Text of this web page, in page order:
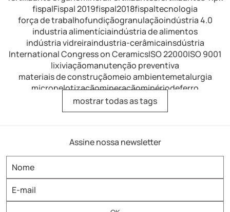
fispalFispal 2019fispal2018fispaltecnologia
força de trabalhofundiçãogranulaçãoindústria 4.0
industria alimentíciaindústria de alimentos
indústria vidreiraindustria-cerâmicainsdústria
International Congress on CeramicsISO 22000ISO 9001
lixiviaçãomanutenção preventiva
materiais de construçãomeio ambientemetalurgia
micropelotizaçãomineraçãominériodeferro
minérios de ferromisturamistura de fertilizantes
mistura intensivamistura-industrialmisturador
misturador para argamassamisturador para fertilizantes
misturador para refratáriosmisturador-eirich
misturador-industrial
misturadorasmisturadoresmisturadores industriais
misturadorintensivovertical
modernizaçãomodernização de plantasMoinhos Eirich
mostrar todas as tags
Assine nossa newsletter